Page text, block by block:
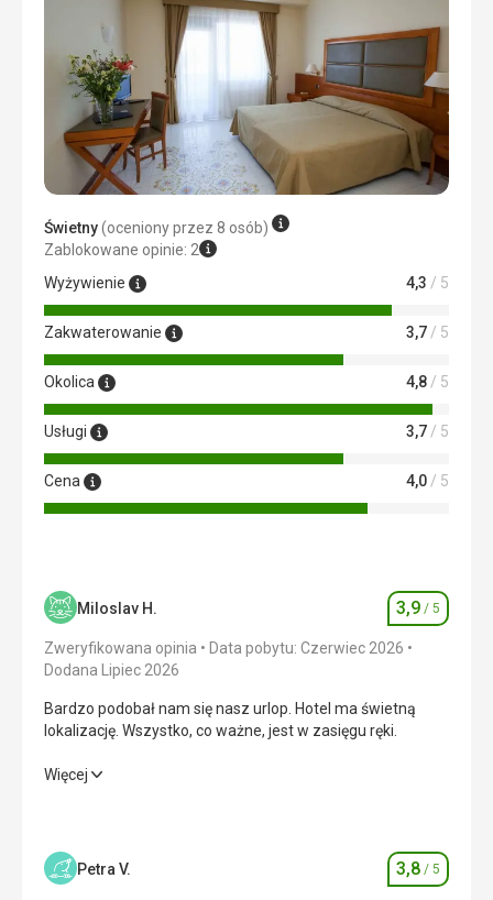
Świetny(oceniony przez 8 osób)
Zablokowane opinie: 2
Wyżywienie
4,3 / 5
Zakwaterowanie 3,7 / 5
Okolica 4,8 / 5
Usługi 3,7 / 5
Cena 4,0 / 5
Miloslav H. Ocena
3,9 / 5
Zweryfikowana opinia
Data pobytu: Czerwiec 2026
Dodana Lipiec 2026
Bardzo podobał nam się nasz urlop. Hotel ma świetną
lokalizację. Wszystko, co ważne, jest w zasięgu ręki.
Bardzo podobał nam się nasz urlop. Hotel ma świetną
Zakwaterowanie 4,0/ 5
Więcej
Petra V. Ocena
3,8 / 5